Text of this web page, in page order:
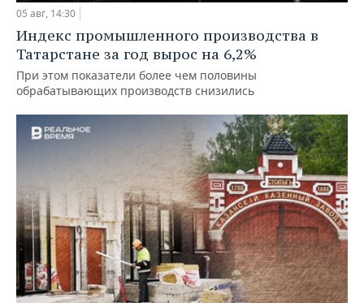
05 авг, 14:30
Индекс промышленного производства в
Татарстане за год вырос на 6,2%
При этом показатели более чем половины
обрабатывающих производств снизились